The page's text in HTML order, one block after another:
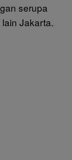
serupa
Jakarta.